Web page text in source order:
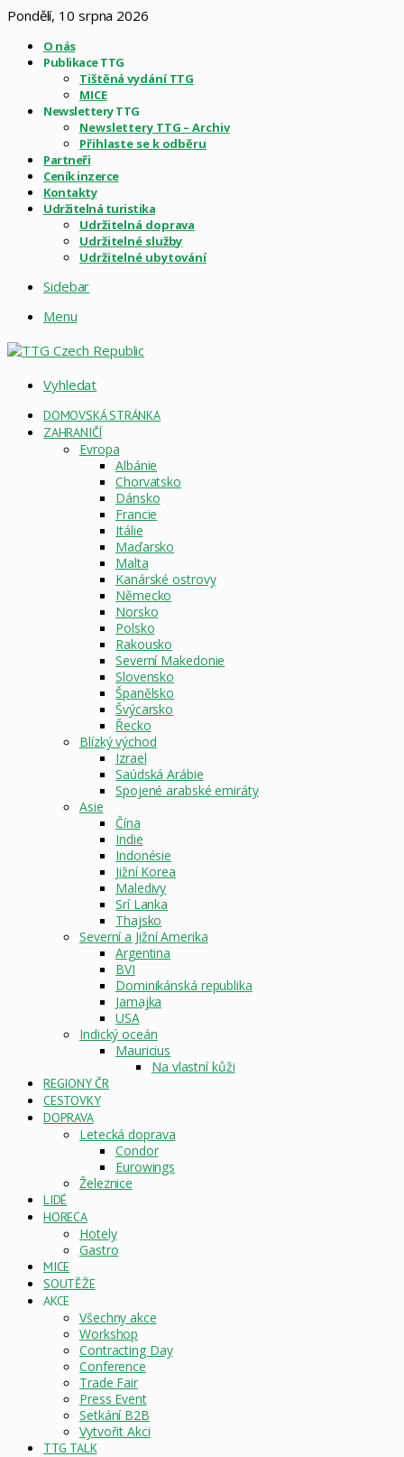
Pondělí, 10 srpna 2026
O nás
Publikace TTG
Tištěná vydání TTG
MICE
Newslettery TTG
Newslettery TTG – Archiv
Přihlaste se k odběru
Partneři
Ceník inzerce
Kontakty
Udržitelná turistika
Udržitelná doprava
Udržitelné služby
Udržitelné ubytování
Sidebar
Menu
Vyhledat
DOMOVSKÁ STRÁNKA
ZAHRANIČÍ
Evropa
Albánie
Chorvatsko
Dánsko
Francie
Itálie
Maďarsko
Malta
Kanárské ostrovy
Německo
Norsko
Polsko
Rakousko
Severní Makedonie
Slovensko
Španělsko
Švýcarsko
Řecko
Blízký východ
Izrael
Saúdská Arábie
Spojené arabské emiráty
Asie
Čína
Indie
Indonésie
Jižní Korea
Maledivy
Srí Lanka
Thajsko
Severní a Jižní Amerika
Argentina
BVI
Dominikánská republika
Jamajka
USA
Indický oceán
Mauricius
Na vlastní kůži
REGIONY ČR
CESTOVKY
DOPRAVA
Letecká doprava
Condor
Eurowings
Železnice
LIDÉ
HORECA
Hotely
Gastro
MICE
SOUTĚŽE
AKCE
Všechny akce
Workshop
Contracting Day
Conference
Trade Fair
Press Event
Setkání B2B
Vytvořit Akci
TTG TALK